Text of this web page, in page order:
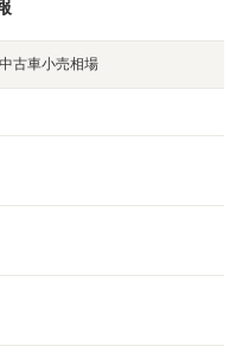
古車小売相場